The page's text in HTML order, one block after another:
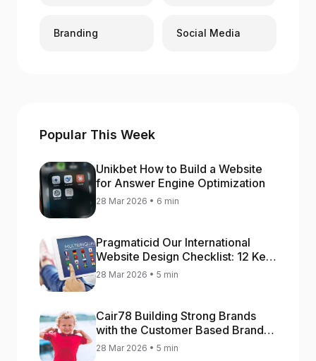
Branding Social Media
Popular This Week
Unikbet How to Build a Website
for Answer Engine Optimization
28 Mar 2026 • 6 min
Pragmaticid Our International
Website Design Checklist: 12 Key
Stages
28 Mar 2026 • 5 min
Cair78 Building Strong Brands
with the Customer Based Brand
Equity (CBBE) Model
28 Mar 2026 • 5 min